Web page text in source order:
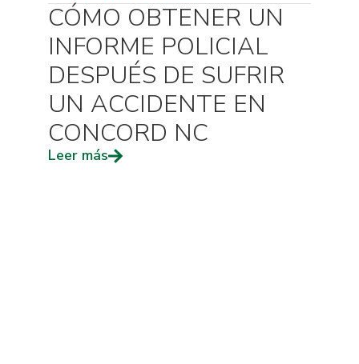
CÓMO OBTENER UN
INFORME POLICIAL
DESPUÉS DE SUFRIR
UN ACCIDENTE EN
CONCORD NC
Leer más